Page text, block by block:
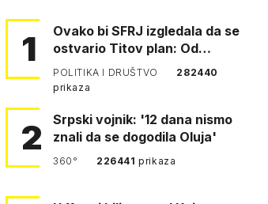
1
Ovako bi SFRJ izgledala da se
ostvario Titov plan: Od
Klagenfurta do Istanbula!
POLITIKA I DRUŠTVO
282440
prikaza
2
Srpski vojnik: '12 dana nismo
znali da se dogodila Oluja'
360° 226441prikaza